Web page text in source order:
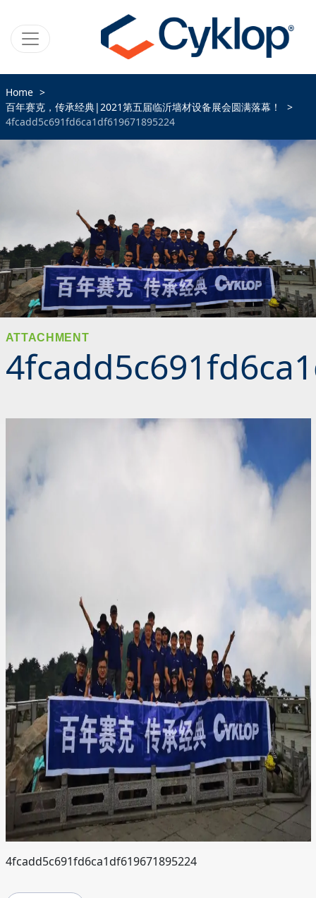
Home
百年赛克，传承经典|2021第五届临沂墙材设备展会圆满落幕！
4fcadd5c691fd6ca1df619671895224
ATTACHMENT
4fcadd5c691fd6ca1df619671895224